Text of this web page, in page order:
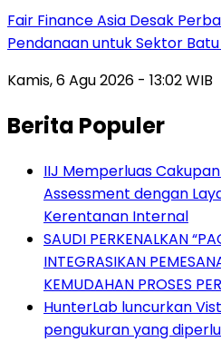
Fair Finance Asia Desak
Pendanaan untuk Sektor Batu
Kamis, 6 Agu 2026 - 13:02 WIB
Berita Populer
IIJ Memperluas
Assessment dengan
Kerentanan Internal
SAUDI PERKENALKAN
INTEGRASIKAN
KEMUDAHAN PROSES
HunterLab luncurkan
pengukuran yang